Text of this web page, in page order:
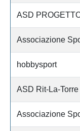
ASD
Associazione
hobbysport
ASD Rit-La-Torre
Associazione